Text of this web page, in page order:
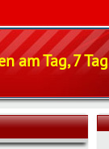
am Tag, 7